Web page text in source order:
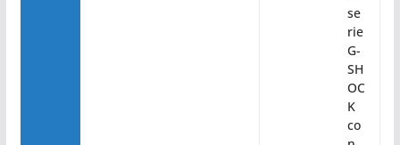
se
rie
G-
SH
OC
K
co